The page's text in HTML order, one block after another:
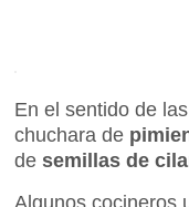
En el sentido de
chuchara de
de semillas de
Algunos cocineros